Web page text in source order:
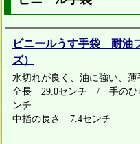
ビニールうす手袋 耐油
ズ）
水切れが良く、油に強い、薄
全長 29.0センチ / 手のひ
ンチ
中指の長さ 7.4センチ